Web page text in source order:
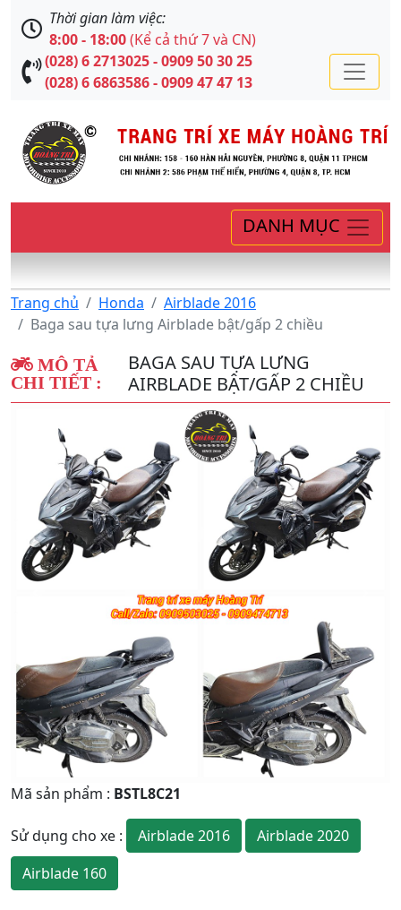
Thời gian làm việc:
8:00 - 18:00(Kể cả thứ 7 và CN)
(028) 6 2713025 - 0909 50 30 25
(028) 6 6863586 - 0909 47 47 13
DANH MỤC
Trang chủ Honda
Airblade 2016
Baga sau tựa lưng Airblade bật/gấp 2 chiều
MÔ TẢ
CHI TIẾT :
BAGA SAU TỰA LƯNG
AIRBLADE BẬT/GẤP 2 CHIỀU
Mã sản phẩm : BSTL8C21
Sử dụng cho xe : Airblade 2016
Airblade 2020
Airblade 160